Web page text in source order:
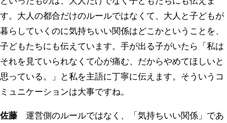
す。大人の都合だけのルールではなくて、大人と子どもが
暮らしていくのに気持ちいい関係はどこかということを、
子どもたちにも伝えています。手が出る子がいたら「私は
それを見ていられなくて心が痛む、だからやめてほしいと
思っている。」と私を主語に丁寧に伝えます。そういうコ
ミュニケーションは大事ですね。
佐藤 運営側のルールではなく、「気持ちいい関係」であ